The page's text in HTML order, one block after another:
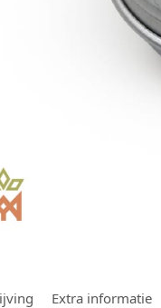
Extra informatie